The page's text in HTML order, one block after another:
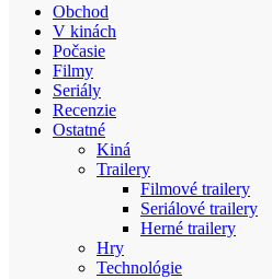
Obchod
V kinách
Počasie
Filmy
Seriály
Recenzie
Ostatné
Kiná
Trailery
Filmové trailery
Seriálové trailery
Herné trailery
Hry
Technológie